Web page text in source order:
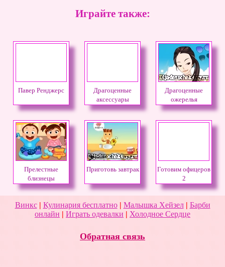
Играйте также:
Павер Ренджерс
Драгоценные
аксессуары
Драгоценные
ожерелья
Прелестные
близнецы
Приготовь завтрак
Готовим офицеров
2
Винкс| Кулинария бесплатно| Малышка Хейзел| Барби
онлайн | Играть одевалки | Холодное Сердце
Обратная связь